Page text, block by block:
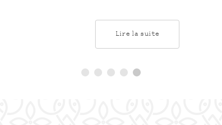
Lire la suite